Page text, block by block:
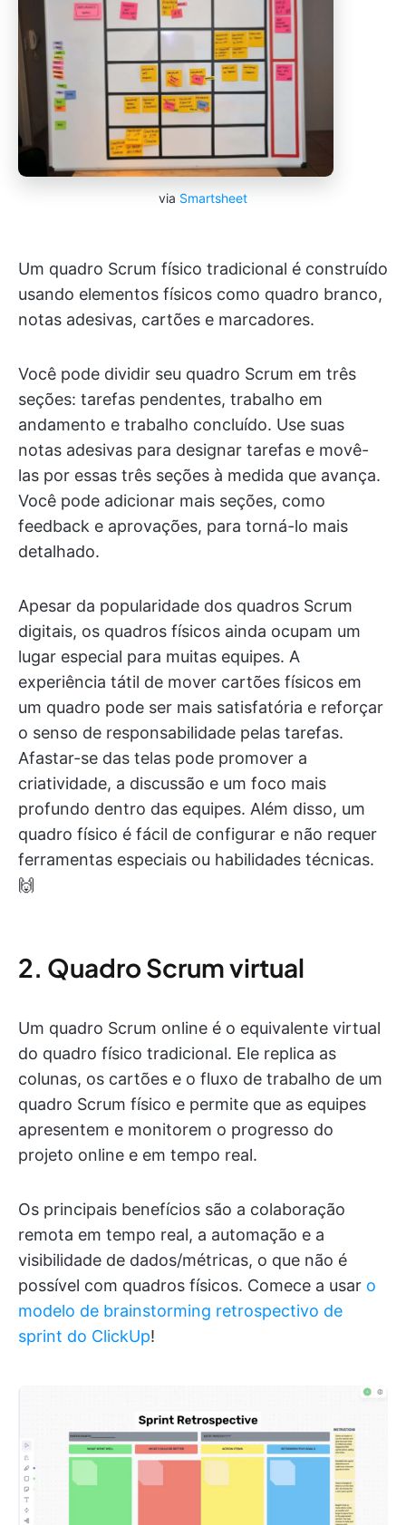
via Smartsheet
Um quadro Scrum físico tradicional é construído
usando elementos físicos como quadro branco,
notas adesivas, cartões e marcadores.
Você pode dividir seu quadro Scrum em três
seções: tarefas pendentes, trabalho em
andamento e trabalho concluído. Use suas
notas adesivas para designar tarefas e movê-
las por essas três seções à medida que avança.
Você pode adicionar mais seções, como
feedback e aprovações, para torná-lo mais
detalhado.
Apesar da popularidade dos quadros Scrum
digitais, os quadros físicos ainda ocupam um
lugar especial para muitas equipes. A
experiência tátil de mover cartões físicos em
um quadro pode ser mais satisfatória e reforçar
o senso de responsabilidade pelas tarefas.
Afastar-se das telas pode promover a
criatividade, a discussão e um foco mais
profundo dentro das equipes. Além disso, um
quadro físico é fácil de configurar e não requer
ferramentas especiais ou habilidades técnicas.
🙌
2. Quadro Scrum virtual
Um quadro Scrum online é o equivalente virtual
do quadro físico tradicional. Ele replica as
colunas, os cartões e o fluxo de trabalho de um
quadro Scrum físico e permite que as equipes
apresentem e monitorem o progresso do
projeto online e em tempo real.
Os principais benefícios são a colaboração
remota em tempo real, a automação e a
visibilidade de dados/métricas, o que não é
possível com quadros físicos. Comece a usar o
modelo de brainstorming retrospectivo de
sprint do ClickUp!